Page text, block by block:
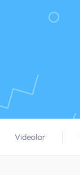
Videolar